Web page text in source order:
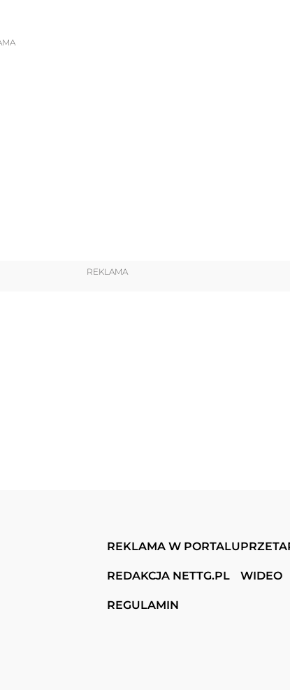
REKLAMA
REKLAMA W PORTALU
REDAKCJA NETTG.PL
REGULAMIN
WIDEO